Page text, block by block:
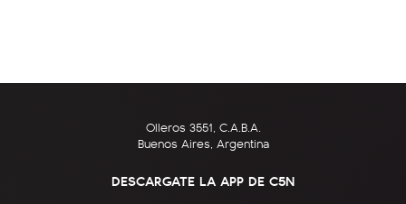
Olleros 3551, C.A.B.A.
Buenos Aires, Argentina
DESCARGATE LA APP DE C5N